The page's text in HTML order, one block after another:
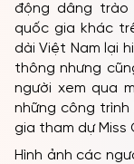
động dâng trào
quốc gia khác
dài Việt Nam lại
thông nhưng
người xem qua
những công
gia tham dự Miss
Hình ảnh các